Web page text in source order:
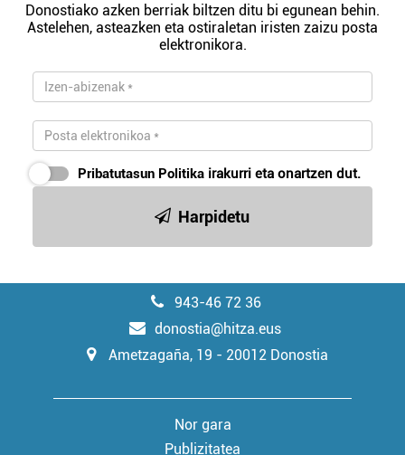
Donostiako azken berriak biltzen ditu bi egunean behin.
Astelehen, asteazken eta ostiraletan iristen zaizu posta
elektronikora.
Pribatutasun Politika irakurri eta onartzen dut.
Harpidetu
943-46 72 36
donostia@hitza.eus
Ametzagaña, 19 - 20012 Donostia
Nor gara
Publizitatea